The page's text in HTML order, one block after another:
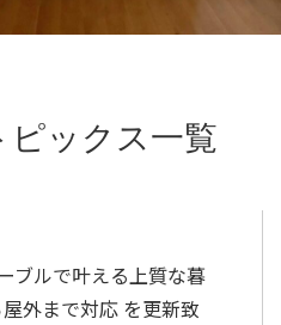
ブルで叶える上質な暮
外まで対応 を更新致